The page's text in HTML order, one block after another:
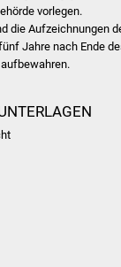
Index
vorlegen.
die Aufzeichnungen
Jahre nach Ende